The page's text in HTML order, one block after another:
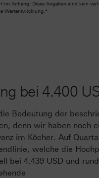
im Anhang. Diese Angaben sind kein
Wertentwicklung.*
bei 4.400
Bedeutung der
denn wir haben noch
im Köcher. Auf
welche die
bei 4.439 USD und